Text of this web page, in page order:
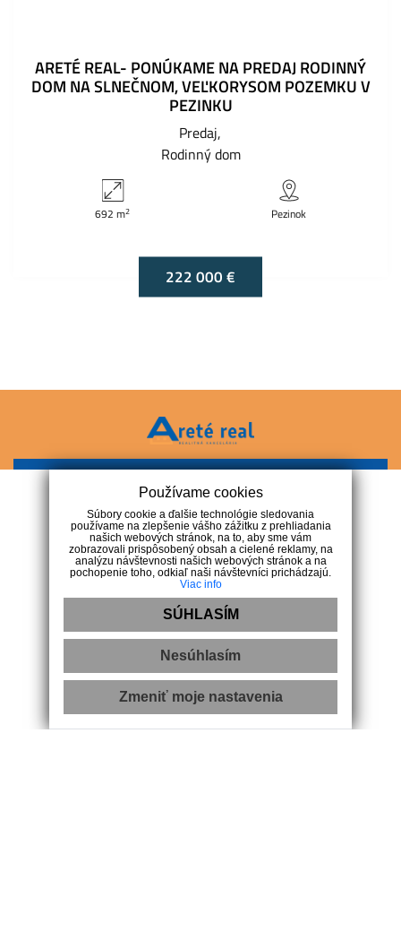
ARETÉ REAL- PONÚKAME NA PREDAJ RODINNÝ
DOM NA SLNEČNOM, VEĽKORYSOM POZEMKU V
PEZINKU
Predaj
Rodinný dom
692 m2 Pezinok
222 000 €
+421 911 247 257
Navigácia
O nás
Naša ponuka
Developerské projekty
Ponúknite nám
Náš tím
Služby
Kontakt
Kontakt
Používame cookies
Súbory cookie a ďalšie technológie sledovania
používame na zlepšenie vášho zážitku z prehliadania
našich webových stránok, na to, aby sme vám
zobrazovali prispôsobený obsah a cielené reklamy, na
analýzu návštevnosti našich webových stránok a na
pochopenie toho, odkiaľ naši návštevníci prichádzajú.
Viac info
SÚHLASÍM
Nesúhlasím
Zmeniť moje nastavenia